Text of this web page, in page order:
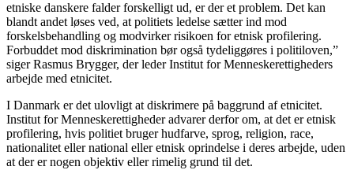
etniske danskere falder forskelligt ud, er der et problem. Det kan
blandt andet løses ved, at politiets ledelse sætter ind mod
forskelsbehandling og modvirker risikoen for etnisk profilering.
Forbuddet mod diskrimination bør også tydeliggøres i politiloven,”
siger Rasmus Brygger, der leder Institut for Menneskerettigheders
arbejde med etnicitet.
I Danmark er det ulovligt at diskrimere på baggrund af etnicitet.
Institut for Menneskerettigheder advarer derfor om, at det er etnisk
profilering, hvis politiet bruger hudfarve, sprog, religion, race,
nationalitet eller national eller etnisk oprindelse i deres arbejde, uden
at der er nogen objektiv eller rimelig grund til det.